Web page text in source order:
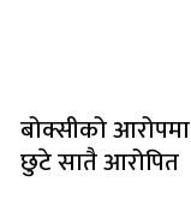
बोक्सीको
छुटे सातै आरोपित